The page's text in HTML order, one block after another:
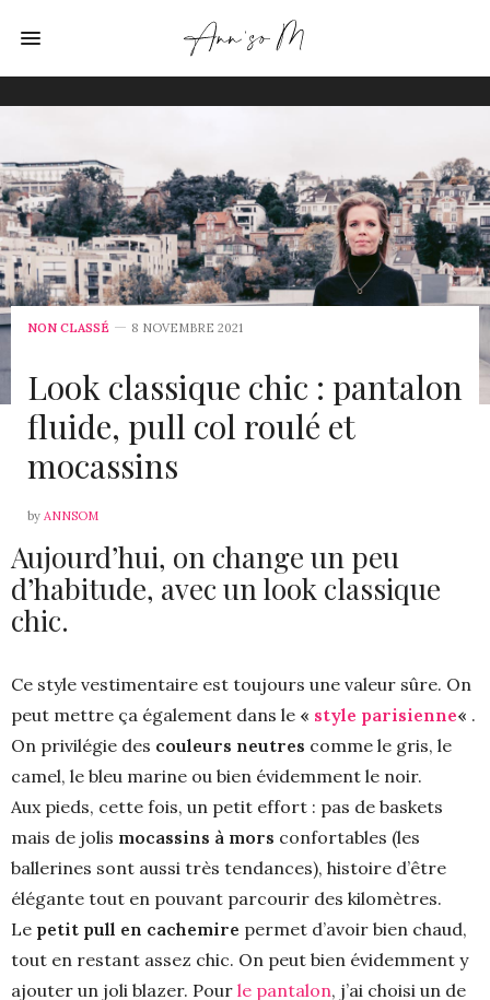
NON CLASSÉ 8 NOVEMBRE 2021
Look classique chic : pantalon
fluide, pull col roulé et
mocassins
by ANNSOM
Aujourd’hui, on change un peu
d’habitude, avec un look classique
chic.
Ce style vestimentaire est toujours une valeur sûre. On
peut mettre ça également dans le « style parisienne« .
On privilégie des couleurs neutres comme le gris, le
camel, le bleu marine ou bien évidemment le noir.
Aux pieds, cette fois, un petit effort : pas de baskets
mais de jolis mocassins à mors confortables (les
ballerines sont aussi très tendances), histoire d’être
élégante tout en pouvant parcourir des kilomètres.
Le petit pull en cachemire permet d’avoir bien chaud,
tout en restant assez chic. On peut bien évidemment y
ajouter un joli blazer. Pour le pantalon, j’ai choisi un de